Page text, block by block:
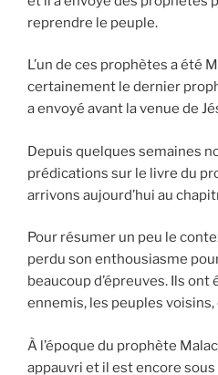
reprendre le peuple.
L’un de ces prophètes a été
certainement le dernier
a envoyé avant la venue de
Depuis quelques semaines
prédications sur le livre du
arrivons aujourd’hui au
Pour résumer un peu le
perdu son enthousiasme
beaucoup d’épreuves. Ils
ennemis, les peuples
À l’époque du prophète
appauvri et il est encore